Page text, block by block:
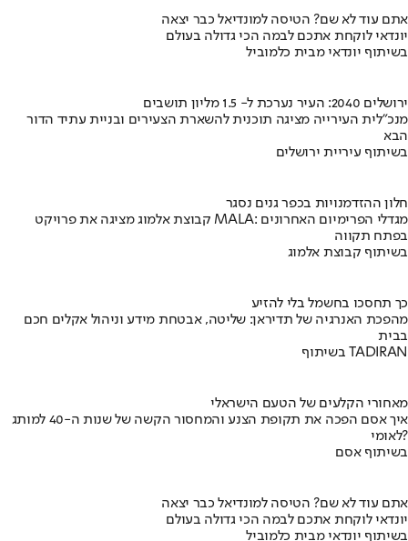
אתם עוד לא שם? הטיסה למונדיאל כבר יצאה
יונדאי לוקחת אתכם לבמה הכי גדולה בעולם
בשיתוף יונדאי מבית כלמוביל
ירושלים 2040: העיר נערכת ל- 1.5 מליון תושבים
מנכ"לית העירייה מציגה תוכנית להשארת הצעירים ובניית עתיד הדור
הבא
בשיתוף עיריית ירושלים
חלון ההזדמנויות בכפר גנים נסגר
קבוצת אלמוג מציגה את פרויקט MALA: מגדלי הפרימיום האחרונים
בפתח תקווה
בשיתוף קבוצת אלמוג
כך תחסכו בחשמל בלי להזיע
מהפכת האנרגיה של תדיראן: שליטה, אבטחת מידע וניהול אקלים חכם
בבית
בשיתוף TADIRAN
מאחורי הקלעים של הטעם הישראלי
איך אסם הפכה את תקופת הצנע והמחסור הקשה של שנות ה-40 למותג
לאומי?
בשיתוף אסם
אתם עוד לא שם? הטיסה למונדיאל כבר יצאה
יונדאי לוקחת אתכם לבמה הכי גדולה בעולם
בשיתוף יונדאי מבית כלמוביל